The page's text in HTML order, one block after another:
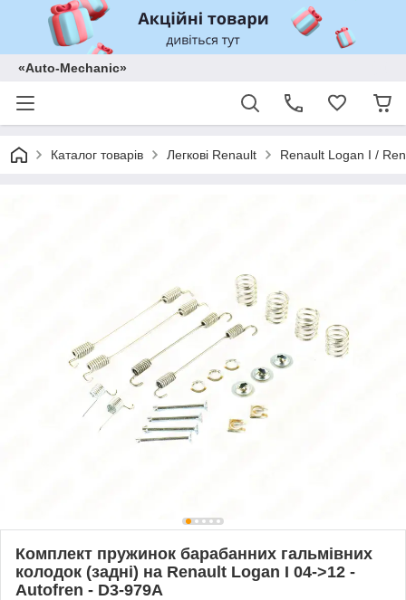
«Auto-Mechanic»
Каталог товарів Легкові Renault Renault Logan I /
Комплект пружинок барабанних гальмівних
колодок (задні) на Renault Logan I 04->12 -
Autofren - D3-979A